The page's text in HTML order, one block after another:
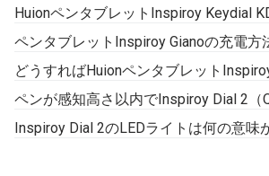
HuionペンタブレットInspiroy Keydial
ペンタブレットInspiroy Gianoの充電
どうすればHuionペンタブレット
ペンが感知高さ以内でInspiroy Dial 2（
Inspiroy Dial 2のLEDライトは何の意味